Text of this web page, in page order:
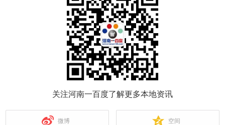
关注河南一百度了解更多本地资讯
微博 空间